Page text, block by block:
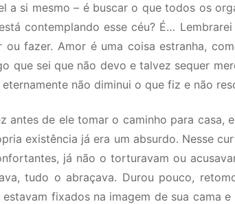
a si mesmo – é buscar o que todos os
contemplando esse céu? É…
fazer. Amor é uma coisa estranha,
que sei que não devo e talvez sequer
não diminui o que fiz e não
antes de ele tomar o caminho para casa,
existência já era um absurdo. Nesse
já não o torturavam ou
tudo o abraçava. Durou pouco,
fixados na imagem de sua cama